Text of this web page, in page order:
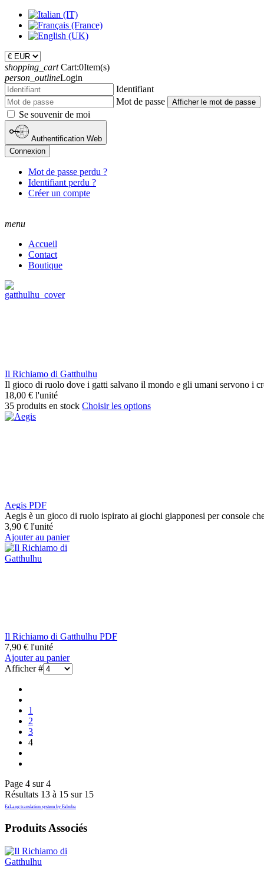
shopping_cart Cart:0Item(s)
person_outlineLogin
Identifiant
Mot de passe
Afficher le mot de passe
Se souvenir de moi
Authentification Web
Connexion
Mot de passe perdu ?
Identifiant perdu ?
Créer un compte
menu
Accueil
Contact
Boutique
Il Richiamo di Gatthulhu
Il gioco di ruolo dove i gatti salvano il mondo e gli umani servono i
18,00 € l'unité
35 produits en stock Choisir les options
Aegis PDF
Aegis è un gioco di ruolo ispirato ai giochi giapponesi per console
3,90 € l'unité
Ajouter au panier
Il Richiamo di Gatthulhu PDF
7,90 € l'unité
Ajouter au panier
Afficher #
1
2
3
4
Page 4 sur 4
Résultats 13 à 15 sur 15
FaLang translation system by Faboba
Produits Associés